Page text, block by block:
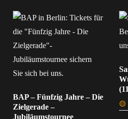
BAP – Fünfzig Jahre – Die
Zielgerade –
Jubiläumstournee
🟡